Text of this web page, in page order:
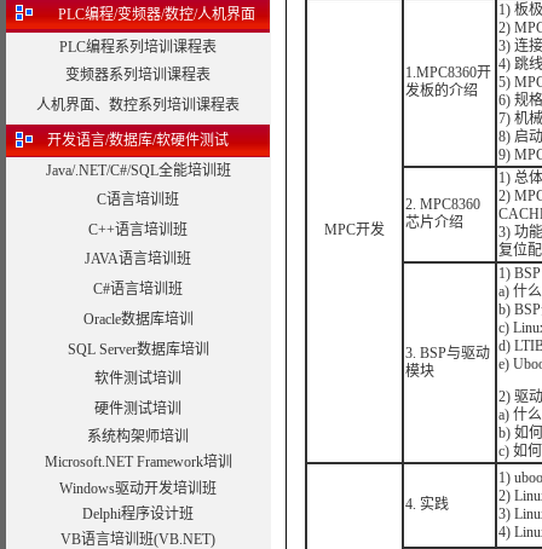
PLC编程/变频器/数控/人机界面
PLC编程系列培训课程表
变频器系列培训课程表
人机界面、数控系列培训课程表
开发语言/数据库/软硬件测试
Java/.NET/C#/SQL全能培训班
C语言培训班
C++语言培训班
JAVA语言培训班
C#语言培训班
Oracle数据库培训
SQL Server数据库培训
软件测试培训
硬件测试培训
系统构架师培训
Microsoft.NET Framework培训
Windows驱动开发培训班
Delphi程序设计班
VB语言培训班(VB.NET)
MPC开发
1.MPC8360开
发板的介绍
1) 板
2)
3) 连
4) 跳
5)
6) 规格
7) 机
8) 启动
9)
2. MPC8360
芯片介绍
1) 总
2)
3) 功
复位
3. BSP与驱动
模块
1) BSP
a) 什
b)
c)
d)
e)
2) 驱动
a) 什
b) 如
c) 如
4. 实践
1)
2)
3)
4)